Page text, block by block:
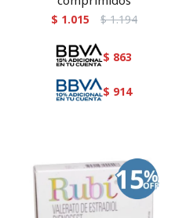
$ 1.015 $ 1.194
$ 863
$ 914